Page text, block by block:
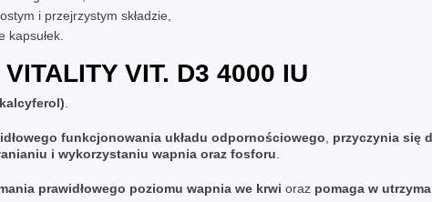
i przejrzystym składzie,
VIT. D3 4000 IU
funkcjonowania układu odpornościowego przyczynia się
i wykorzystaniu wapnia oraz fosforu
prawidłowego poziomu wapnia we krwi oraz pomaga w